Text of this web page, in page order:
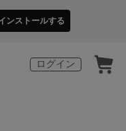
ンストールする
ログイン